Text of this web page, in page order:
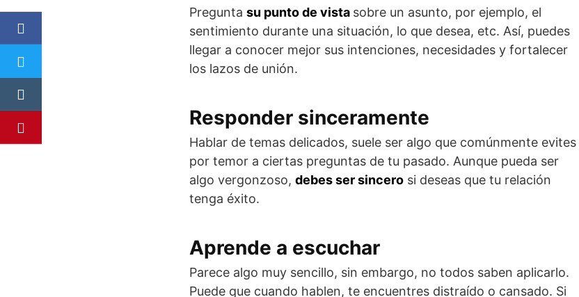
Pregunta su punto de vista sobre un asunto, por ejemplo, el
sentimiento durante una situación, lo que desea, etc. Así, puedes
llegar a conocer mejor sus intenciones, necesidades y fortalecer
los lazos de unión.
Responder sinceramente
Hablar de temas delicados, suele ser algo que comúnmente evites
por temor a ciertas preguntas de tu pasado. Aunque pueda ser
algo vergonzoso, debes ser sincero si deseas que tu relación
tenga éxito.
Aprende a escuchar
Parece algo muy sencillo, sin embargo, no todos saben aplicarlo.
Puede que cuando hablen, te encuentres distraído o cansado. Si